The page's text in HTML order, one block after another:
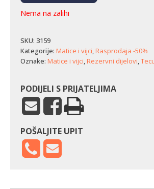
Nema na zalihi
SKU: 3159
Kategorije: Matice i vijci,Rasprodaja -50%
Oznake: Matice i vijci,Rezervni dijelovi,
PODIJELI S PRIJATELJIMA
POŠALJITE UPIT